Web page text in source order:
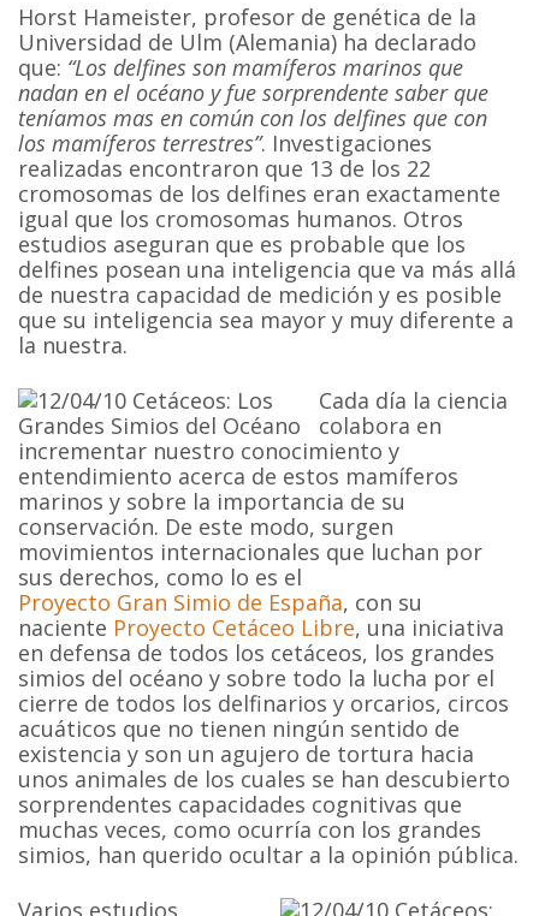
Horst Hameister, profesor de genética de la
Universidad de Ulm (Alemania) ha declarado
que: “Los delfines son mamíferos marinos que
nadan en el océano y fue sorprendente saber que
teníamos mas en común con los delfines que con
los mamíferos terrestres”. Investigaciones
realizadas encontraron que 13 de los 22
cromosomas de los delfines eran exactamente
igual que los cromosomas humanos. Otros
estudios aseguran que es probable que los
delfines posean una inteligencia que va más allá
de nuestra capacidad de medición y es posible
que su inteligencia sea mayor y muy diferente a
la nuestra.
Cada día la ciencia
colabora en
incrementar nuestro conocimiento y
entendimiento acerca de estos mamíferos
marinos y sobre la importancia de su
conservación. De este modo, surgen
movimientos internacionales que luchan por
sus derechos, como lo es el
Proyecto Gran Simio de España, con su
naciente Proyecto Cetáceo Libre, una iniciativa
en defensa de todos los cetáceos, los grandes
simios del océano y sobre todo la lucha por el
cierre de todos los delfinarios y orcarios, circos
acuáticos que no tienen ningún sentido de
existencia y son un agujero de tortura hacia
unos animales de los cuales se han descubierto
sorprendentes capacidades cognitivas que
muchas veces, como ocurría con los grandes
simios, han querido ocultar a la opinión pública.
Varios estudios